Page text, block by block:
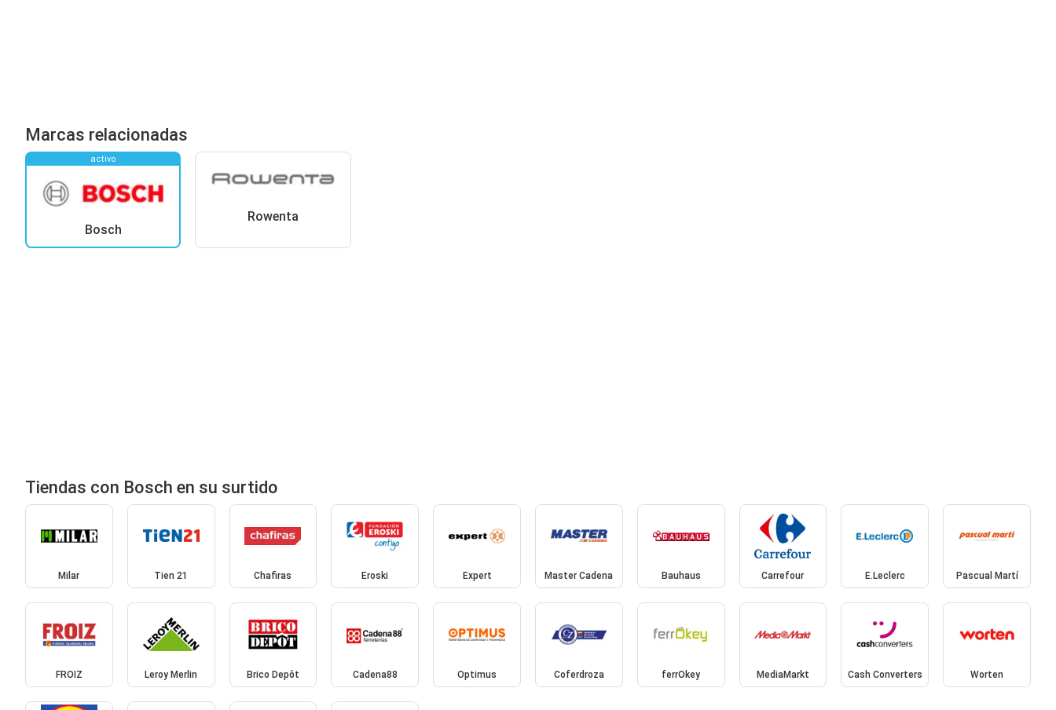
Marcas relacionadas
activo
Bosch
Rowenta
Tiendas con Bosch en su surtido
Milar Tien 21 Chafiras Eroski Expert Master Cadena Bauhaus Carrefour E.Leclerc Pascual Martí
FROIZ Leroy Merlin Brico Depôt Cadena88 Optimus Coferdroza ferrOkey MediaMarkt Cash Converters Worten